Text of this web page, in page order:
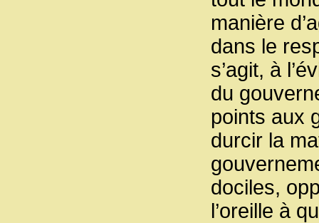
manière
dans le
s’agit, à
du
points aux
durcir la
dociles,
l’oreille à